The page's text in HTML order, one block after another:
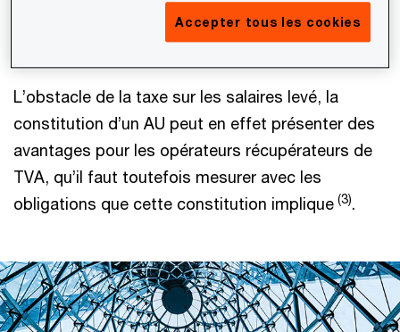
puisqu’ils peuvent envisager la constitution d’un
AU sans la charge de taxe sur les salaires(2).
L’obstacle de la taxe sur les salaires levé, la
constitution d’un AU peut en effet présenter des
avantages pour les opérateurs récupérateurs de
TVA, qu’il faut toutefois mesurer avec les
obligations que cette constitution implique (3).
Accepter tous les cookies